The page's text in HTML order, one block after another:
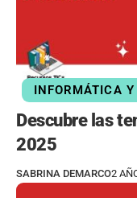
INFORMÁTICA
Descubre las
2025
SABRINA DEMARCO2